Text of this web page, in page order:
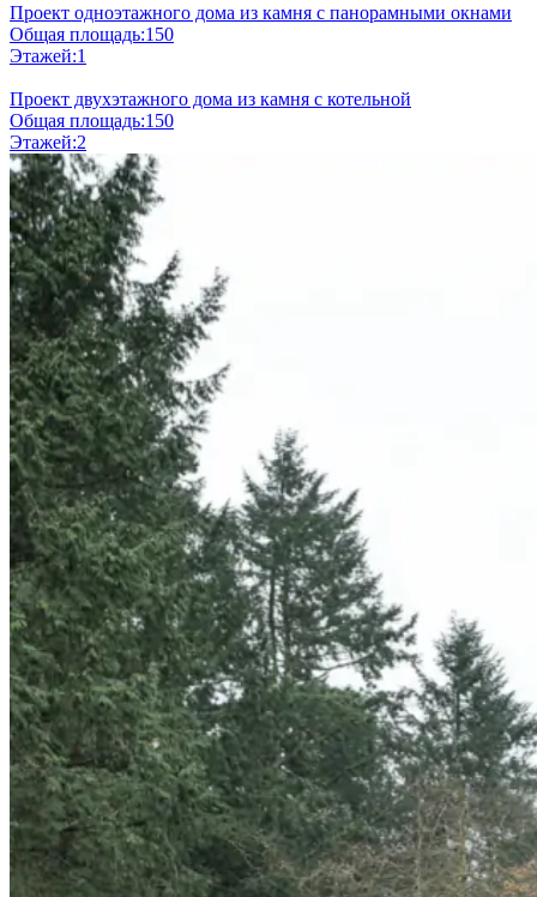
Проект одноэтажного дома из камня с панорамными окнами
Общая площадь:150
Этажей:1
Проект двухэтажного дома из камня с котельной
Общая площадь:150
Этажей:2